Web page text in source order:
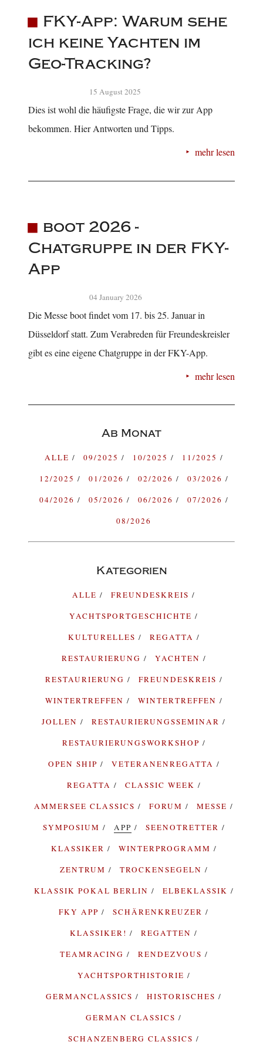
FKY-App: Warum sehe
ich keine Yachten im
Geo-Tracking?
15 August 2025
Dies ist wohl die häufigste Frage, die wir zur App
bekommen. Hier Antworten und Tipps.
mehr lesen
boot 2026 -
Chatgruppe in der FKY-
App
04 January 2026
Die Messe boot findet vom 17. bis 25. Januar in
Düsseldorf statt. Zum Verabreden für Freundeskreisler
gibt es eine eigene Chatgruppe in der FKY-App.
mehr lesen
Ab Monat
ALLE 09/2025 10/2025
11/2025
12/2025
01/2026 02/2026
03/2026
04/2026
05/2026 06/2026
07/2026
08/2026
Kategorien
ALLE
FREUNDESKREIS
YACHTSPORTGESCHICHTE
KULTURELLES
REGATTA
RESTAURIERUNG
YACHTEN
RESTAURIERUNG
FREUNDESKREIS
WINTERTREFFEN
WINTERTREFFEN
JOLLEN
RESTAURIERUNGSSEMINAR
RESTAURIERUNGSWORKSHOP
OPEN SHIP
VETERANENREGATTA
REGATTA
CLASSIC WEEK
AMMERSEE CLASSICS
FORUM
MESSE
SYMPOSIUM
APP
SEENOTRETTER
KLASSIKER
WINTERPROGRAMM
ZENTRUM
TROCKENSEGELN
KLASSIK POKAL BERLIN
ELBEKLASSIK
FKY APP
SCHÄRENKREUZER
KLASSIKER!
REGATTEN
TEAMRACING
RENDEZVOUS
YACHTSPORTHISTORIE
GERMANCLASSICS
HISTORISCHES
GERMAN CLASSICS
SCHANZENBERG CLASSICS